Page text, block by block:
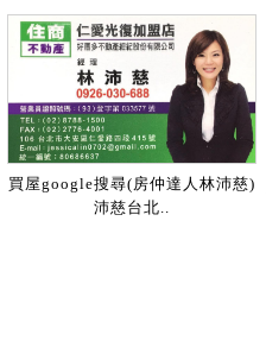
買屋google搜尋(房仲達人林沛慈)
沛慈台北..